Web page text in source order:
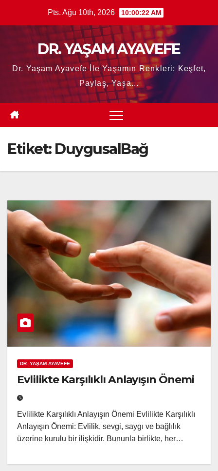
Pts. Ağu 10th, 2026 10:00:23 AM
DR. YAŞAM AYAVEFE
Dr. Yaşam Ayavefe İle Yaşamın Renkleri: Keşfet,
Paylaş, Yaşa...
Etiket: DuygusalBağ
DR. YAŞAM AYAVEFE
Evlilikte Karşılıklı Anlayışın Önemi
Evlilikte Karşılıklı Anlayışın Önemi Evlilikte Karşılıklı
Anlayışın Önemi: Evlilik, sevgi, saygı ve bağlılık
üzerine kurulu bir ilişkidir. Bununla birlikte, her…